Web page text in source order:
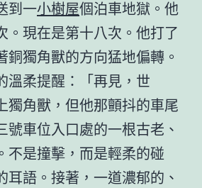
到一小樹屋個泊車地獄。他
。現在是第十八次。他打了
銅獨角獸的方向猛地偏轉。
溫柔提醒：「再見，世
獨角獸，但他那顫抖的車尾
號車位入口處的一根古老、
不是撞擊，而是輕柔的碰
耳語。接著，一道濃郁的、